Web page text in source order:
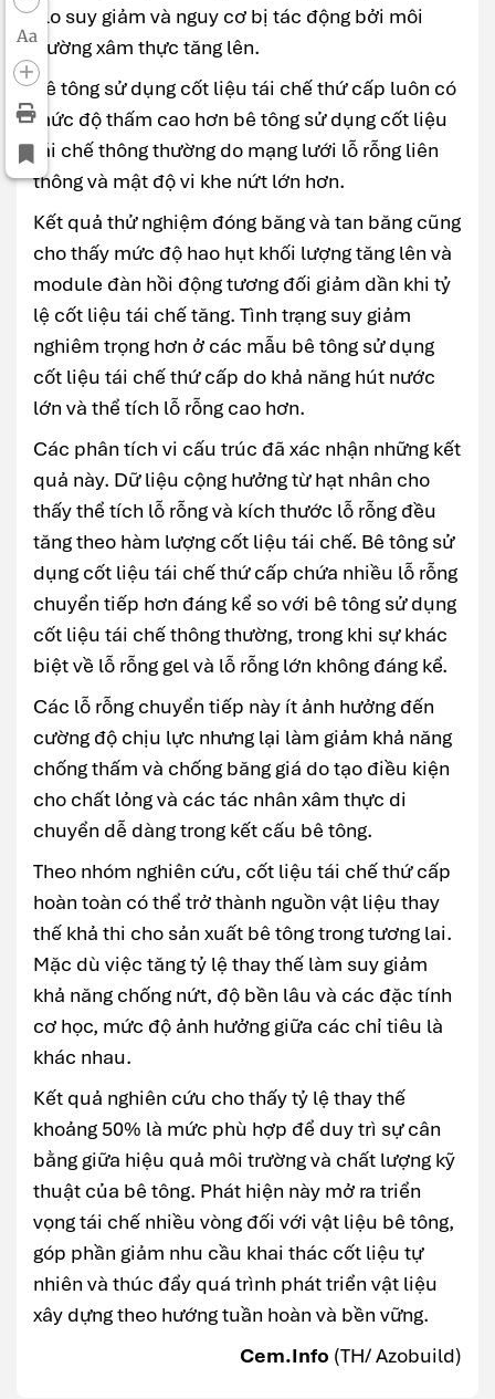
Aa
clo suy giảm và nguy cơ bị tác động bởi môi
trường xâm thực tăng lên.
Bê tông sử dụng cốt liệu tái chế thứ cấp luôn có
mức độ thấm cao hơn bê tông sử dụng cốt liệu
tái chế thông thường do mạng lưới lỗ rỗng liên
thông và mật độ vi khe nứt lớn hơn.
Kết quả thử nghiệm đóng băng và tan băng cũng
cho thấy mức độ hao hụt khối lượng tăng lên và
module đàn hồi động tương đối giảm dần khi tỷ
lệ cốt liệu tái chế tăng. Tình trạng suy giảm
nghiêm trọng hơn ở các mẫu bê tông sử dụng
cốt liệu tái chế thứ cấp do khả năng hút nước
lớn và thể tích lỗ rỗng cao hơn.
Các phân tích vi cấu trúc đã xác nhận những kết
quả này. Dữ liệu cộng hưởng từ hạt nhân cho
thấy thể tích lỗ rỗng và kích thước lỗ rỗng đều
tăng theo hàm lượng cốt liệu tái chế. Bê tông sử
dụng cốt liệu tái chế thứ cấp chứa nhiều lỗ rỗng
chuyển tiếp hơn đáng kể so với bê tông sử dụng
cốt liệu tái chế thông thường, trong khi sự khác
biệt về lỗ rỗng gel và lỗ rỗng lớn không đáng kể.
Các lỗ rỗng chuyển tiếp này ít ảnh hưởng đến
cường độ chịu lực nhưng lại làm giảm khả năng
chống thấm và chống băng giá do tạo điều kiện
cho chất lỏng và các tác nhân xâm thực di
chuyển dễ dàng trong kết cấu bê tông.
Theo nhóm nghiên cứu, cốt liệu tái chế thứ cấp
hoàn toàn có thể trở thành nguồn vật liệu thay
thế khả thi cho sản xuất bê tông trong tương lai.
Mặc dù việc tăng tỷ lệ thay thế làm suy giảm
khả năng chống nứt, độ bền lâu và các đặc tính
cơ học, mức độ ảnh hưởng giữa các chỉ tiêu là
khác nhau.
Kết quả nghiên cứu cho thấy tỷ lệ thay thế
khoảng 50% là mức phù hợp để duy trì sự cân
bằng giữa hiệu quả môi trường và chất lượng kỹ
thuật của bê tông. Phát hiện này mở ra triển
vọng tái chế nhiều vòng đối với vật liệu bê tông,
góp phần giảm nhu cầu khai thác cốt liệu tự
nhiên và thúc đẩy quá trình phát triển vật liệu
xây dựng theo hướng tuần hoàn và bền vững.
Cem.Info (TH/ Azobuild)